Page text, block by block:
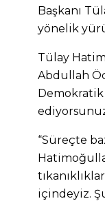
Başkanı
yönelik
Tülay
Abdullah
“Süreçte
içindeyiz.